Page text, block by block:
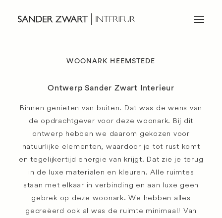
Ontwerp
Werken bij
Contact
WOONARK HEEMSTEDE
Ontwerp Sander Zwart Interieur
Binnen genieten van buiten. Dat was de wens van
de opdrachtgever voor deze woonark. Bij dit
ontwerp hebben we daarom gekozen voor
natuurlijke elementen, waardoor je tot rust komt
en tegelijkertijd energie van krijgt. Dat zie je terug
in de luxe materialen en kleuren. Alle ruimtes
staan met elkaar in verbinding en aan luxe geen
gebrek op deze woonark. We hebben alles
gecreëerd ook al was de ruimte minimaal! Van